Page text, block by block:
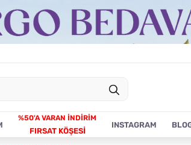
FIRSAT KÖŞESİ
INSTAGRAM